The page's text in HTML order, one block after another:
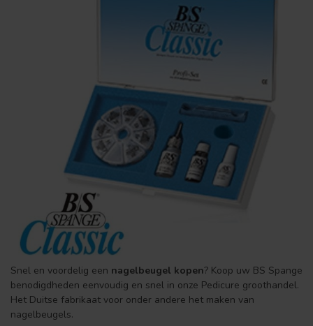
Snel en voordelig een nagelbeugel kopen? Koop uw BS Spange
benodigdheden eenvoudig en snel in onze Pedicure groothandel.
Het Duitse fabrikaat voor onder andere het maken van
nagelbeugels.